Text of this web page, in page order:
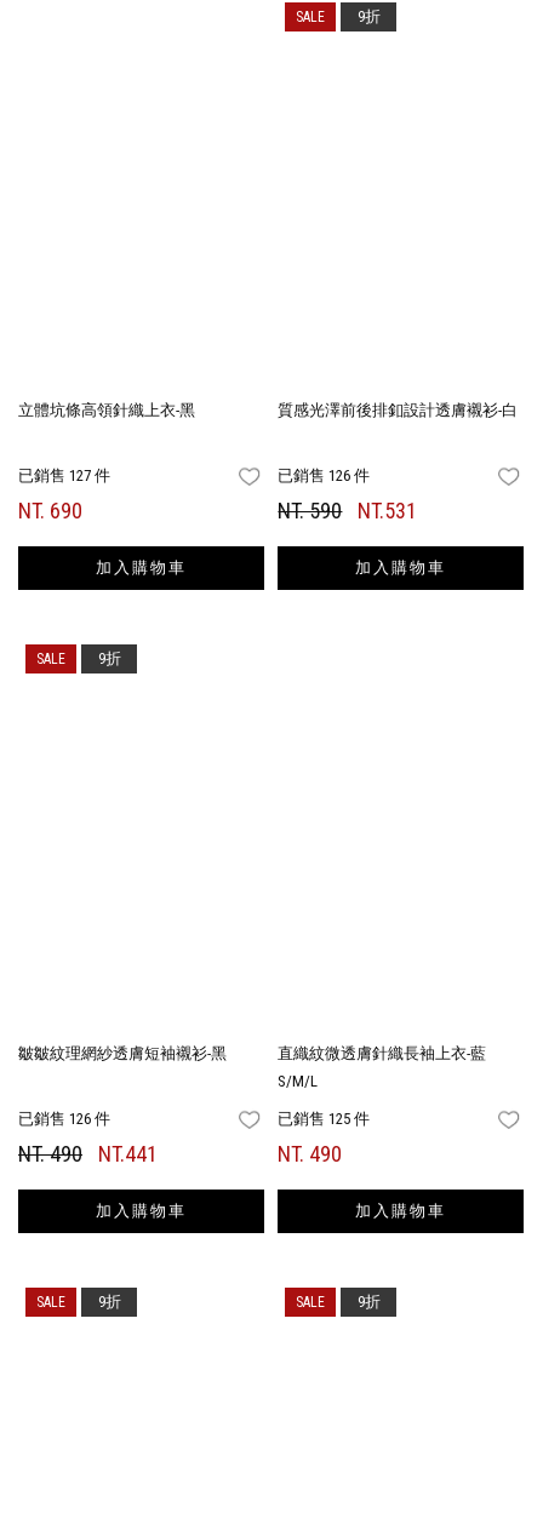
立體坑條高領針織上衣-黑
已銷售 127 件 FAVORITES
NT. 690
加入購物車
質感光澤前後排釦設計透膚襯衫-白
已銷售 126 件
NT. 590 NT.531
加入購物車
9折
皺皺紋理網紗透膚短袖襯衫-黑
已銷售 126 件 FAVORITES
NT. 490 NT.441
加入購物車
9折
直織紋微透膚針織長袖上衣-藍
S/M/L
已銷售 125 件
NT. 490
加入購物車
9折 9折